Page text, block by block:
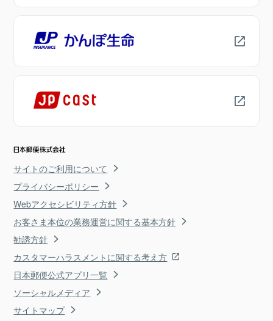
サイトのご利用について
プライバシーポリシー
Webアクセシビリティ方針
お客さま本位の業務運営に関する基本方針
勧誘方針
カスタマーハラスメントに関する考え方
日本郵便公式アプリ一覧
ソーシャルメディア
サイトマップ